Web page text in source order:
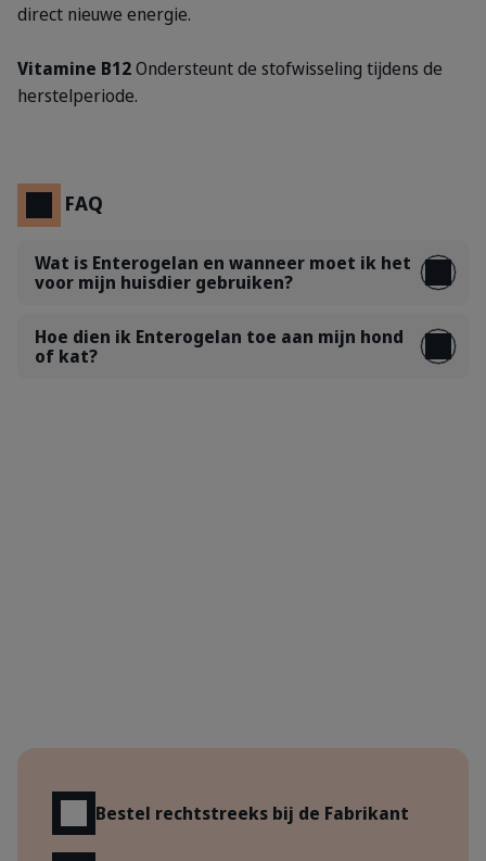
direct nieuwe energie.
Vitamine B12Ondersteunt de stofwisseling tijdens de
herstelperiode.
FAQ
Wat is Enterogelan en wanneer moet ik het
voor mijn huisdier gebruiken?
Hoe dien ik Enterogelan toe aan mijn hond
of kat?
Bestel rechtstreeks bij de Fabrikant